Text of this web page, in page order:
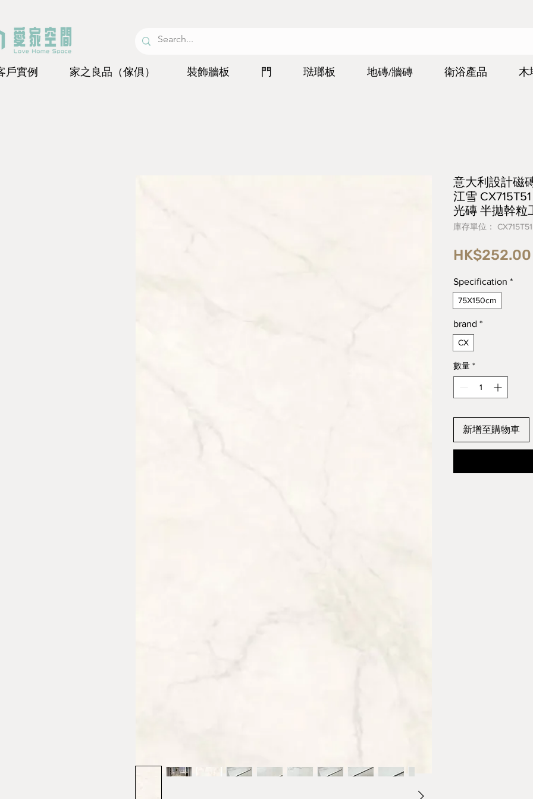
戶實例 家之良品（傢俱） 裝飾牆板 門 琺瑯板 地磚/牆磚 衛浴產品 木
意大利設計磁
江雪
光磚 半拋幹粒
庫存單位： CX715T51
HK$252.00
Specification *
75X150cm
brand *
CX
數量 *
新增至購物車